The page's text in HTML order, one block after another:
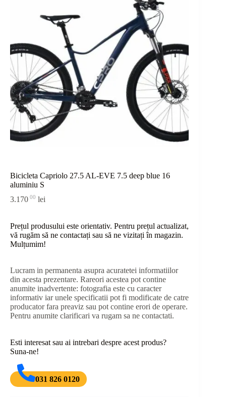
Bicicleta Capriolo 27.5 AL-EVE 7.5 deep blue 16
aluminiu S
3.170 00 lei
Prețul produsului este orientativ. Pentru prețul actualizat,
vă rugăm să ne contactați sau să ne vizitați în magazin.
Mulțumim!
Lucram in permanenta asupra acuratetei informatiilor
din acesta prezentare. Rareori acestea pot contine
anumite inadvertente: fotografia este cu caracter
informativ iar unele specificatii pot fi modificate de catre
producator fara preaviz sau pot contine erori de operare.
Pentru anumite clarificari va rugam sa ne contactati.
Esti interesat sau ai intrebari despre acest produs?
Suna-ne!
031 826 0120